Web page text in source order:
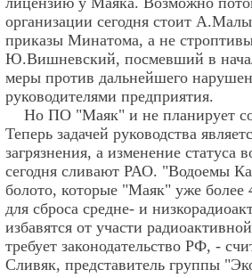
организации сегодня стоит
приказы Минатома, а не
Ю.Вишневский, посмевший в
меры против дальнейшего
руководителями предприятия.
Но ПО "Маяк" и не планирует
Теперь задачей руководства
загрязнения, а изменение статуса
сегодня сливают РАО. "Водоемы
болото, которые "Маяк" уже более
для сброса средне- и
избавятся от участи
требует законодательство РФ, -
Сливяк, представитель группы